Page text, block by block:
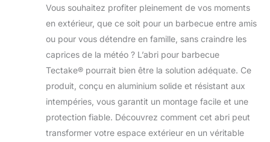
Vous souhaitez profiter pleinement de vos moments
en extérieur, que ce soit pour un barbecue entre amis
ou pour vous détendre en famille, sans craindre les
caprices de la météo ? L’abri pour barbecue
Tectake® pourrait bien être la solution adéquate. Ce
produit, conçu en aluminium solide et résistant aux
intempéries, vous garantit un montage facile et une
protection fiable. Découvrez comment cet abri peut
transformer votre espace extérieur en un véritable